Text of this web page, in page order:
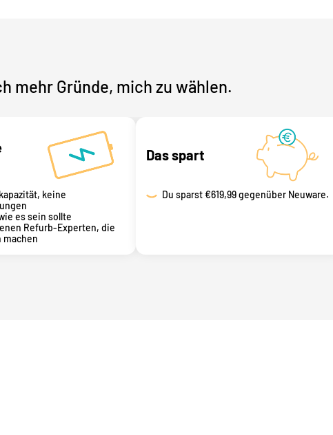
mehr Gründe, mich zu wählen.
keine
es sein sollte
Refurb-Experten, die
machen
Das spart
Du sparst€619,99 gegenüber Neuware.